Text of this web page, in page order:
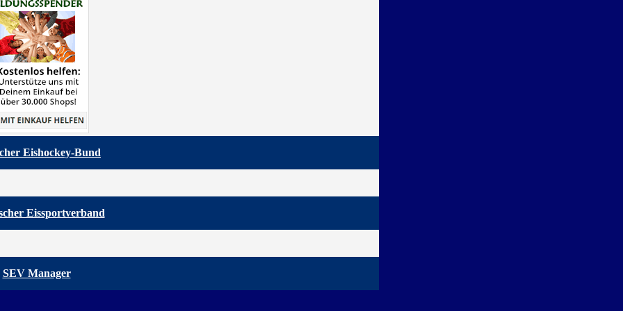
Eishockey-Bund
Eissportverband
SEV Manager